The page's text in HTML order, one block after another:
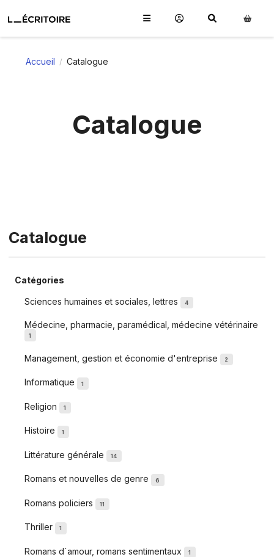
Accueil / Catalogue
Catalogue
Catalogue
Catégories
Sciences humaines et sociales, lettres 4
Médecine, pharmacie, paramédical, médecine vétérinaire
1
Management, gestion et économie d'entreprise 2
Informatique 1
Religion 1
Histoire 1
Littérature générale 14
Romans et nouvelles de genre 6
Romans policiers 11
Thriller 1
Romans d´amour, romans sentimentaux 1